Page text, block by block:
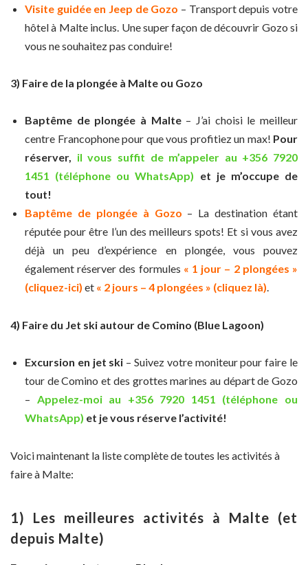
Visite guidée en Jeep de Gozo – Transport depuis votre
hôtel à Malte inclus. Une super façon de découvrir Gozo si
vous ne souhaitez pas conduire!
3) Faire de la plongée à Malte ou Gozo
Baptême de plongée à Malte– J’ai choisi le meilleur
centre Francophone pour que vous profitiez un max! Pour
réserver, il vous suffit de m’appeler au +356 7920
1451 (téléphone ou WhatsApp) et je m’occupe de
tout!
Baptême de plongée à Gozo – La destination étant
réputée pour être l’un des meilleurs spots! Et si vous avez
déjà un peu d’expérience en plongée, vous pouvez
également réserver des formules « 1 jour – 2 plongées »
(cliquez-ici) et « 2 jours – 4 plongées » (cliquez là).
4) Faire du Jet ski autour de Comino (Blue Lagoon)
Excursion en jet ski – Suivez votre moniteur pour faire le
tour de Comino et des grottes marines au départ de Gozo
– Appelez-moi au +356 7920 1451 (téléphone ou
WhatsApp) et je vous réserve l’activité!
Voici maintenant la liste complète de toutes les activités à
faire à Malte:
1) Les meilleures activités à Malte (et
depuis Malte)